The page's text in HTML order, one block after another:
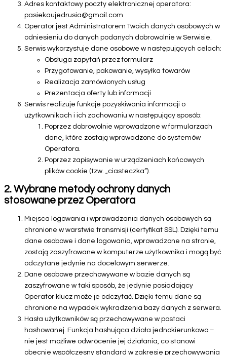
Adres kontaktowy poczty elektronicznej operatora:
pasiekaujedrusia@gmail.com
Operator jest Administratorem Twoich danych osobowych w
odniesieniu do danych podanych dobrowolnie w Serwisie.
Serwis wykorzystuje dane osobowe w następujących celach:
Obsługa zapytań przez formularz
Przygotowanie, pakowanie, wysyłka towarów
Realizacja zamówionych usług
Prezentacja oferty lub informacji
Serwis realizuje funkcje pozyskiwania informacji o
użytkownikach i ich zachowaniu w następujący sposób:
Poprzez dobrowolnie wprowadzone w formularzach
dane, które zostają wprowadzone do systemów
Operatora.
Poprzez zapisywanie w urządzeniach końcowych
plików cookie (tzw. „ciasteczka”).
2. Wybrane metody ochrony danych
stosowane przez Operatora
Miejsca logowania i wprowadzania danych osobowych są
chronione w warstwie transmisji (certyfikat SSL). Dzięki temu
dane osobowe i dane logowania, wprowadzone na stronie,
zostają zaszyfrowane w komputerze użytkownika i mogą być
odczytane jedynie na docelowym serwerze.
Dane osobowe przechowywane w bazie danych są
zaszyfrowane w taki sposób, że jedynie posiadający
Operator klucz może je odczytać. Dzięki temu dane są
chronione na wypadek wykradzenia bazy danych z serwera.
Hasła użytkowników są przechowywane w postaci
hashowanej. Funkcja hashująca działa jednokierunkowo –
nie jest możliwe odwrócenie jej działania, co stanowi
obecnie współczesny standard w zakresie przechowywania